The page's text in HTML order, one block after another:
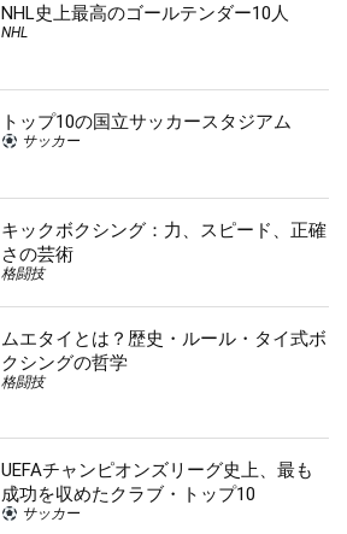
NHL史上最高のゴールテンダー10人
NHL
トップ10の国立サッカースタジアム
サッカー
キックボクシング：力、スピード、正確
さの芸術
格闘技
ムエタイとは？歴史・ルール・タイ式ボ
クシングの哲学
格闘技
UEFAチャンピオンズリーグ史上、最も
成功を収めたクラブ・トップ10
サッカー